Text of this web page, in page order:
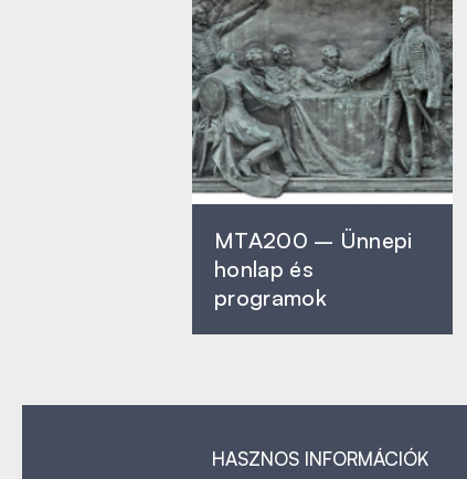
MTA200 – Ünnepi
honlap és
programok
HASZNOS INFORMÁCIÓK